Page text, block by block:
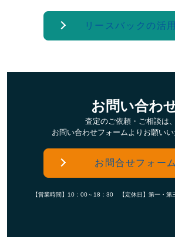
リースバックの活
お問い合わ
査定のご依頼・ご相談は
お問い合わせフォームよりお願いい
お問合せフォーム
【営業時間】10：00～18：30 【定休日】第一・第